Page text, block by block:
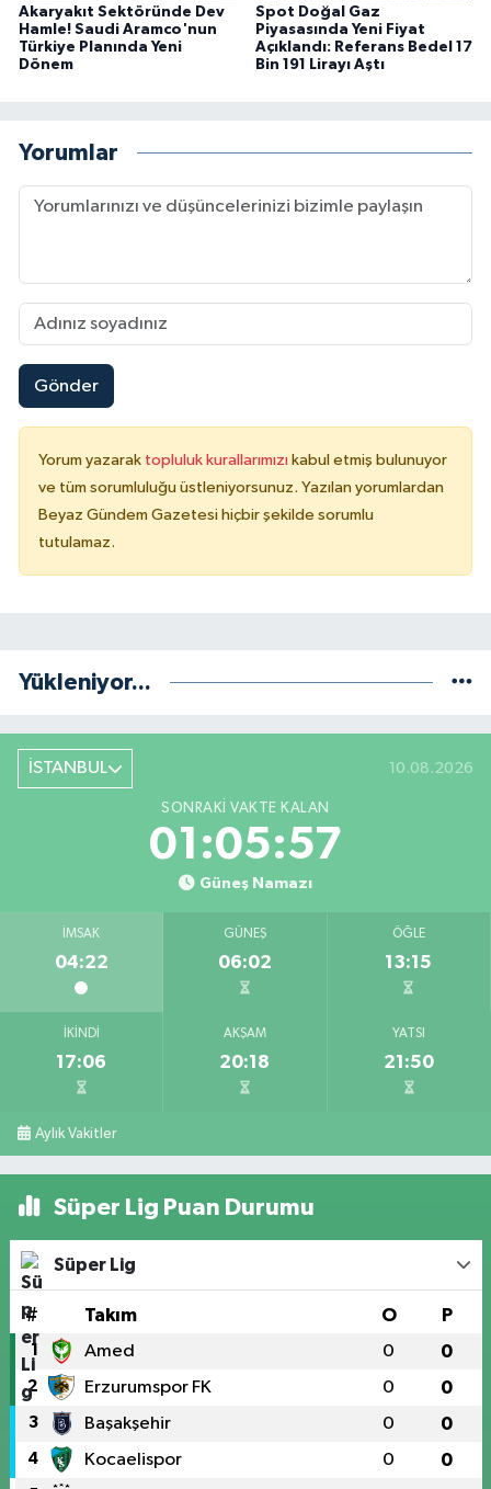
Akaryakıt Sektöründe Dev
Hamle! Saudi Aramco'nun
Türkiye Planında Yeni
Dönem
Spot Doğal Gaz
Piyasasında Yeni Fiyat
Açıklandı: Referans Bedel 17
Bin 191 Lirayı Aştı
Yorumlar
Gönder
Yorum yazarak topluluk kurallarımızı kabul etmiş bulunuyor
ve tüm sorumluluğu üstleniyorsunuz. Yazılan yorumlardan
Beyaz Gündem Gazetesi hiçbir şekilde sorumlu
tutulamaz.
Yükleniyor...
İSTANBUL 10.08.2026
SONRAKI VAKTE KALAN
01:05:57
Güneş Namazı
İMSAK
04:22
GÜNEŞ
06:02
ÖĞLE
13:15
İKINDI
17:06
AKŞAM
20:18
YATSI
21:50
Aylık Vakitler
Süper Lig Puan Durumu
Süper Lig
# Takım O P
1 Amed 0 0
2 Erzurumspor FK 0 0
3 Başakşehir 0 0
4 Kocaelispor 0 0